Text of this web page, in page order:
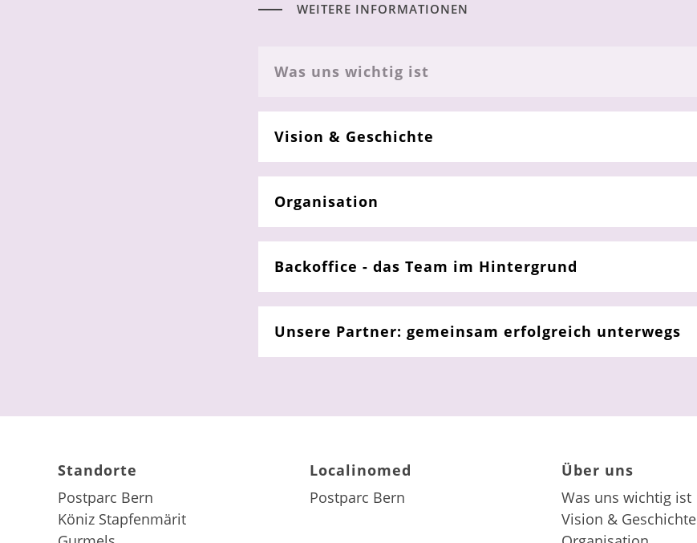
WEITERE INFORMATIONEN
Was uns wichtig ist
Vision & Geschichte
Organisation
Backoffice - das Team im Hintergrund
Unsere Partner: gemeinsam erfolgreich unterwegs
Standorte
Postparc Bern
Köniz Stapfenmärit
Localinomed
Postparc Bern
Über uns
Was uns wichtig ist
Vision & Geschichte